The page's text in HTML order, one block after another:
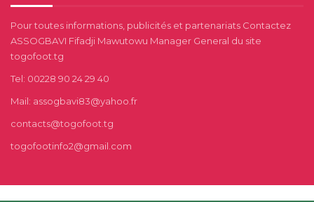
Pour toutes informations, publicités et partenariats Contactez
ASSOGBAVI Fifadji Mawutowu Manager General du site
togofoot.tg
Tel: 00228 90 24 29 40
Mail: assogbavi83@yahoo.fr
contacts@togofoot.tg
togofootinfo2@gmail.com